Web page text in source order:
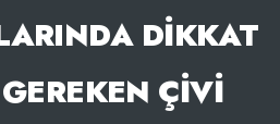
DIKKAT
ÇIVI